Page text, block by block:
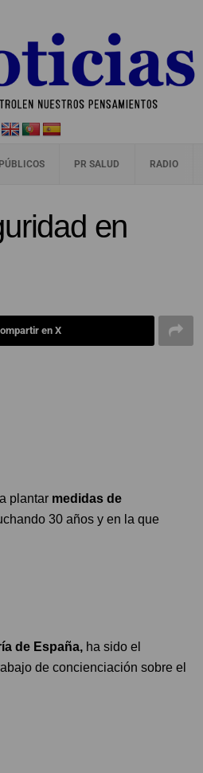
PR SALUD RADIO
en
en X
plantar medidas de
30 años y en la que
de España, ha sido el
de concienciación sobre el